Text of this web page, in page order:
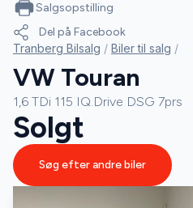
Salgsopstilling
Del på Facebook
Tranberg Bilsalg / Biler til salg /
VW Touran
1,6 TDi 115 IQ.Drive DSG 7prs
Solgt
Søg efter andre biler